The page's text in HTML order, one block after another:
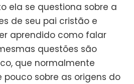
ela se questiona sobre a
de seu pai cristão e
aprendido como falar
questões são
que normalmente
sobre as origens do